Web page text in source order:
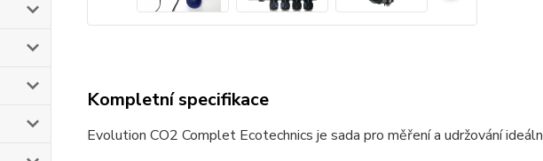
Kompletní specifikace
Evolution CO2 Complet Ecotechnics je sada pro měření a udržování